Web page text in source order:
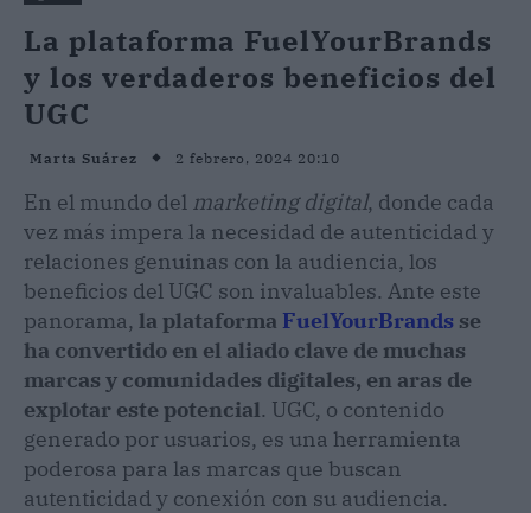
La plataforma FuelYourBrands
y los verdaderos beneficios del
UGC
Marta Suárez 2 febrero, 2024 20:10
En el mundo del marketing digital, donde cada
vez más impera la necesidad de autenticidad y
relaciones genuinas con la audiencia, los
beneficios del UGC son invaluables. Ante este
panorama, la plataforma FuelYourBrands se
ha convertido en el aliado clave de muchas
marcas y comunidades digitales, en aras de
explotar este potencial. UGC, o contenido
generado por usuarios, es una herramienta
poderosa para las marcas que buscan
autenticidad y conexión con su audiencia.